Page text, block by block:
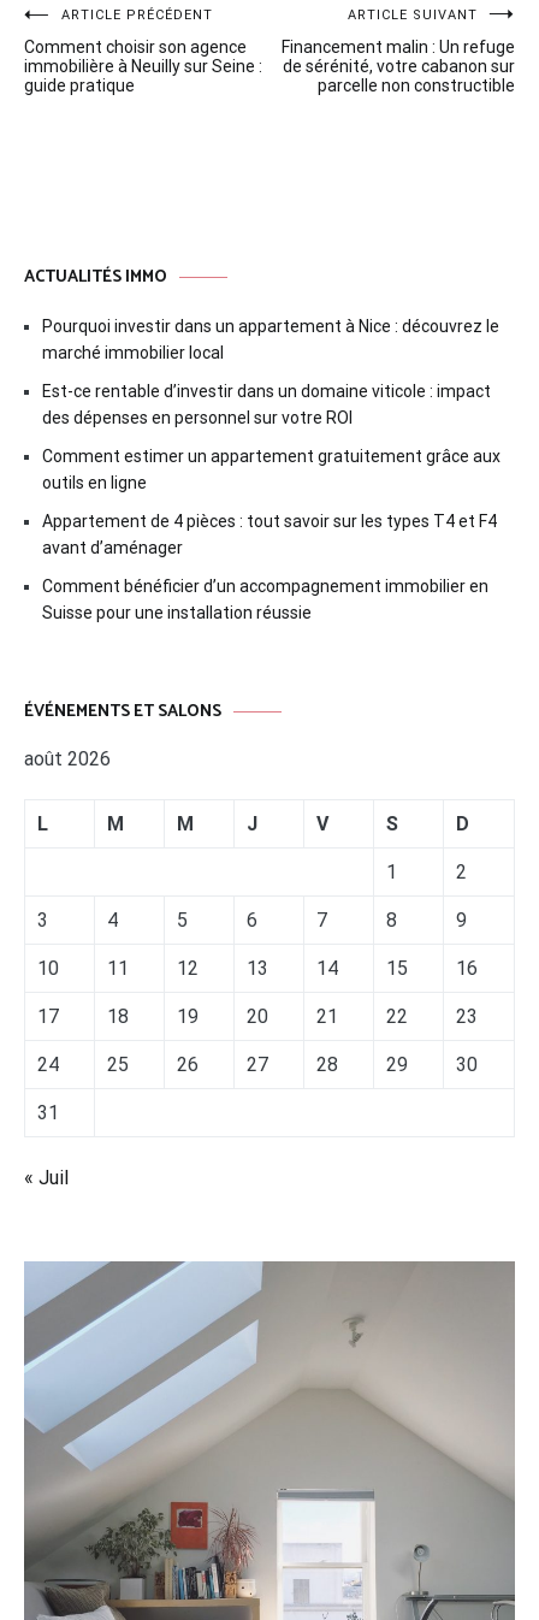
Navigation
de
ARTICLE PRÉCÉDENT
Comment choisir son agence
immobilière à Neuilly sur Seine :
guide pratique
ARTICLE SUIVANT
Financement malin : Un refuge
de sérénité, votre cabanon sur
parcelle non constructible
ACTUALITÉS IMMO
Pourquoi investir dans un appartement à Nice : découvrez le
marché immobilier local
Est-ce rentable d’investir dans un domaine viticole : impact
des dépenses en personnel sur votre ROI
Comment estimer un appartement gratuitement grâce aux
outils en ligne
Appartement de 4 pièces : tout savoir sur les types T4 et F4
avant d’aménager
Comment bénéficier d’un accompagnement immobilier en
Suisse pour une installation réussie
ÉVÉNEMENTS ET SALONS
août 2026
L M M J V S D
1 2
3 4 5 6 7 8 9
10 11 12 13 14 15 16
17 18 19 20 21 22 23
24 25 26 27 28 29 30
31
« Juil